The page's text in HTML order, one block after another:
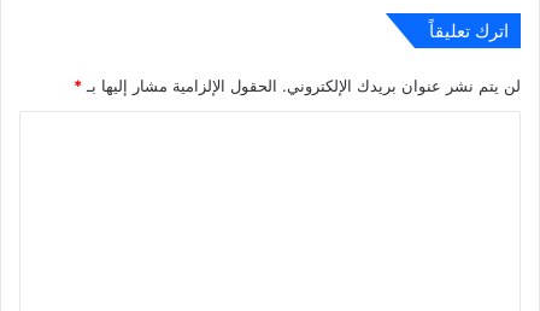
اترك تعليقاً
لن يتم نشر عنوان بريدك الإلكتروني. الحقول الإلزامية مشار إليها بـ *